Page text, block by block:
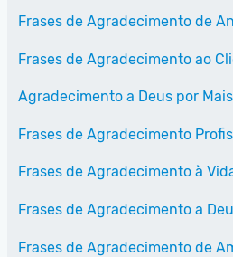
Frases de Agradecimento de
Frases de Agradecimento ao
Agradecimento a Deus por
Frases de Agradecimento
Frases de Agradecimento à
Frases de Agradecimento a
Frases de Agradecimento de